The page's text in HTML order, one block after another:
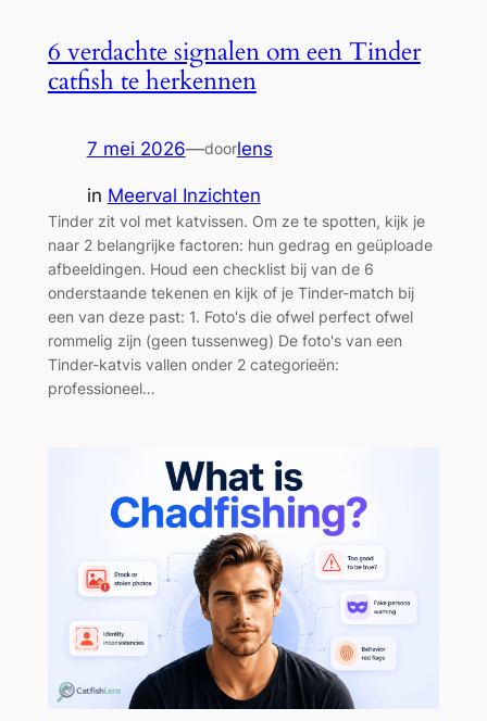
6 verdachte signalen om een Tinder
catfish te herkennen
7 mei 2026—doorlens
in Meerval Inzichten
Tinder zit vol met katvissen. Om ze te spotten, kijk je
naar 2 belangrijke factoren: hun gedrag en geüploade
afbeeldingen. Houd een checklist bij van de 6
onderstaande tekenen en kijk of je Tinder-match bij
een van deze past: 1. Foto's die ofwel perfect ofwel
rommelig zijn (geen tussenweg) De foto's van een
Tinder-katvis vallen onder 2 categorieën:
professioneel…